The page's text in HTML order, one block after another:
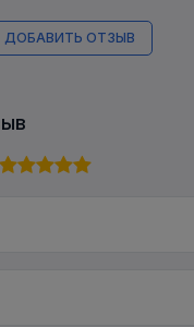
ДОБАВИТЬ ОТЗЫВ